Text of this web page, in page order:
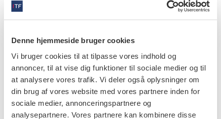
Denne hjemmeside bruger cookies
Vi bruger cookies til at tilpasse vores indhold og
annoncer, til at vise dig funktioner til sociale medier og til
at analysere vores trafik. Vi deler også oplysninger om
din brug af vores website med vores partnere inden for
sociale medier, annonceringspartnere og
analysepartnere. Vores partnere kan kombinere disse
Teixeira RG. Relationship between mysticism and
severe odontogenic infections in Africa: what to do?
Oral Surg Oral Med Oral Pathol Oral Radiol
2022;134:e51-3.